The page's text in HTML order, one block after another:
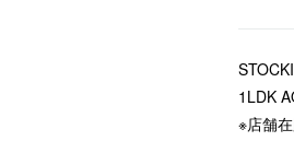
1LDK
※店舗